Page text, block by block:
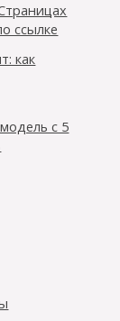
ссылке
как
с 5